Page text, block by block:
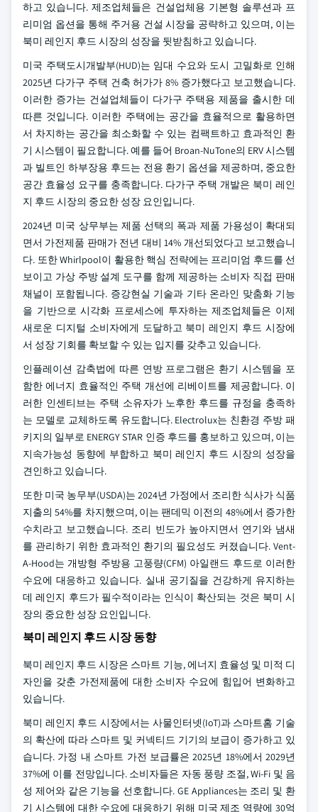
하고 있습니다. 제조업체들은 건설업체용 기본형 솔루션과 프
리미엄 옵션을 통해 주거용 건설 시장을 공략하고 있으며, 이는
북미 레인지 후드 시장의 성장을 뒷받침하고 있습니다.
미국 주택도시개발부(HUD)는 임대 수요와 도시 고밀화로 인해
2025년 다가구 주택 건축 허가가 8% 증가했다고 보고했습니다.
이러한 증가는 건설업체들이 다가구 주택용 제품을 출시한 데
따른 것입니다. 이러한 주택에는 공간을 효율적으로 활용하면
서 차지하는 공간을 최소화할 수 있는 컴팩트하고 효과적인 환
기 시스템이 필요합니다. 예를 들어 Broan-NuTone의 ERV 시스템
과 빌트인 하부장용 후드는 전용 환기 옵션을 제공하며, 중요한
공간 효율성 요구를 충족합니다. 다가구 주택 개발은 북미 레인
지 후드 시장의 중요한 성장 요인입니다.
2024년 미국 상무부는 제품 선택의 폭과 제품 가용성이 확대되
면서 가전제품 판매가 전년 대비 14% 개선되었다고 보고했습니
다. 또한 Whirlpool이 활용한 핵심 전략에는 프리미엄 후드를 선
보이고 가상 주방 설계 도구를 함께 제공하는 소비자 직접 판매
채널이 포함됩니다. 증강현실 기술과 기타 온라인 맞춤화 기능
을 기반으로 시각화 프로세스에 투자하는 제조업체들은 이제
새로운 디지털 소비자에게 도달하고 북미 레인지 후드 시장에
서 성장 기회를 확보할 수 있는 입지를 갖추고 있습니다.
인플레이션 감축법에 따른 연방 프로그램은 환기 시스템을 포
함한 에너지 효율적인 주택 개선에 리베이트를 제공합니다. 이
러한 인센티브는 주택 소유자가 노후한 후드를 규정을 충족하
는 모델로 교체하도록 유도합니다. Electrolux는 친환경 주방 패
키지의 일부로 ENERGY STAR 인증 후드를 홍보하고 있으며, 이는
지속가능성 동향에 부합하고 북미 레인지 후드 시장의 성장을
견인하고 있습니다.
또한 미국 농무부(USDA)는 2024년 가정에서 조리한 식사가 식품
지출의 54%를 차지했으며, 이는 팬데믹 이전의 48%에서 증가한
수치라고 보고했습니다. 조리 빈도가 높아지면서 연기와 냄새
를 관리하기 위한 효과적인 환기의 필요성도 커졌습니다. Vent-
A-Hood는 개방형 주방용 고풍량(CFM) 아일랜드 후드로 이러한
수요에 대응하고 있습니다. 실내 공기질을 건강하게 유지하는
데 레인지 후드가 필수적이라는 인식이 확산되는 것은 북미 시
장의 중요한 성장 요인입니다.
북미 레인지 후드 시장 동향
북미 레인지 후드 시장은 스마트 기능, 에너지 효율성 및 미적 디
자인을 갖춘 가전제품에 대한 소비자 수요에 힘입어 변화하고
있습니다.
북미 레인지 후드 시장에서는 사물인터넷(IoT)과 스마트홈 기술
의 확산에 따라 스마트 및 커넥티드 기기의 보급이 증가하고 있
습니다. 가정 내 스마트 가전 보급률은 2025년 18%에서 2029년
37%에 이를 전망입니다. 소비자들은 자동 풍량 조절, Wi-Fi 및 음
성 제어와 같은 기능을 선호합니다. GE Appliances는 조리 및 환
기 시스템에 대한 수요에 대응하기 위해 미국 제조 역량에 30억